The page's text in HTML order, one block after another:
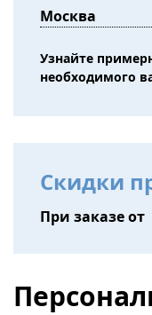
Узнайте
необходимого
Скидки
При заказе от